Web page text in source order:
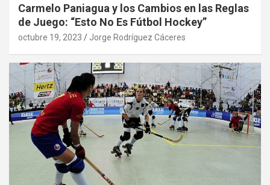
Carmelo Paniagua y los Cambios en las Reglas
de Juego: “Esto No Es Fútbol Hockey”
octubre 19, 2023 Jorge Rodríguez Cáceres